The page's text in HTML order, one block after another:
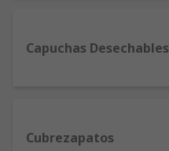
Capuchas Desechables
Cubrezapatos